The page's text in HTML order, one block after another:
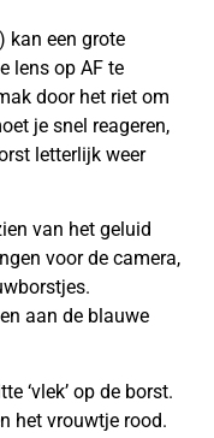
kan een grote
lens op AF te
door het riet om
je snel reageren,
letterlijk weer
van het geluid
voor de camera,
aan de blauwe
‘vlek’ op de borst.
het vrouwtje rood.